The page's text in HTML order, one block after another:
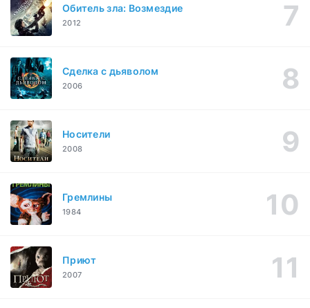
Обитель зла: Возмездие
2012
Сделка с дьяволом
2006
Носители
2008
Гремлины
1984
Приют
2007